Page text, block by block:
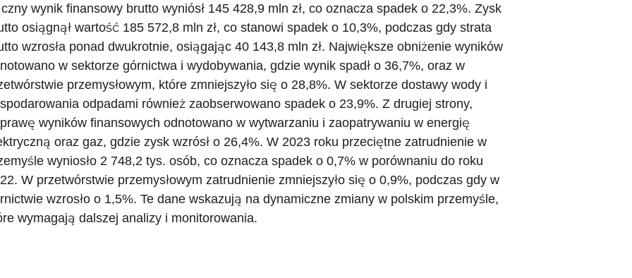
wynik finansowy brutto wyniósł 145 428,9 mln zł, co oznacza spadek o 22,3%. Zysk
osiągnął wartość 185 572,8 mln zł, co stanowi spadek o 10,3%, podczas gdy strata
wzrosła ponad dwukrotnie, osiągając 40 143,8 mln zł. Największe obniżenie wyników
w sektorze górnictwa i wydobywania, gdzie wynik spadł o 36,7%, oraz w
przemysłowym, które zmniejszyło się o 28,8%. W sektorze dostawy wody i
odpadami również zaobserwowano spadek o 23,9%. Z drugiej strony,
wyników finansowych odnotowano w wytwarzaniu i zaopatrywaniu w energię
oraz gaz, gdzie zysk wzrósł o 26,4%. W 2023 roku przeciętne zatrudnienie w
wyniosło 2 748,2 tys. osób, co oznacza spadek o 0,7% w porównaniu do roku
W przetwórstwie przemysłowym zatrudnienie zmniejszyło się o 0,9%, podczas gdy w
wzrosło o 1,5%. Te dane wskazują na dynamiczne zmiany w polskim przemyśle,
wymagają dalszej analizy i monitorowania.